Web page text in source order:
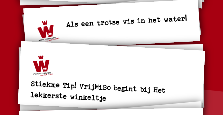
Als een trotse vis in het water!
Stiekme Tip! VrijMiBo begint bij Het
lekkerste winkeltje